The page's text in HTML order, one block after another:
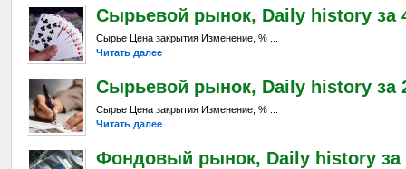
Сырьевой рынок, Daily history за
Сырье Цена закрытия Изменение, % ...
Читать далее
Сырьевой рынок, Daily history за
Сырье Цена закрытия Изменение, % ...
Читать далее
Фондовый рынок, Daily history за